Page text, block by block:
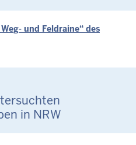
und Feldraine“ des
in NRW